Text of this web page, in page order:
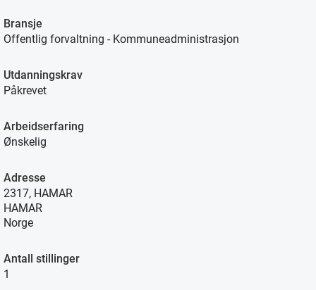
Bransje
Offentlig forvaltning - Kommuneadministrasjon
Utdanningskrav
Påkrevet
Arbeidserfaring
Ønskelig
Adresse
2317, HAMAR
HAMAR
Norge
Antall stillinger
1